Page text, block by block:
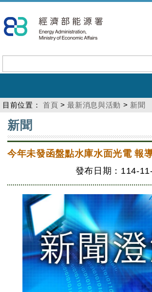
到
主
內
容
目前位置： 首頁 >最新消息與活動 > 新聞
:::
新聞
今年未發函盤點水庫水面光電 報
發布日期：114-